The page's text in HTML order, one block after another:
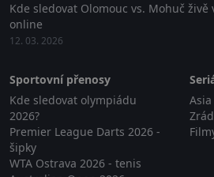
Kde sledovat Olomouc vs. Mohuč živě
online
12. 03. 2026
Sportovní přenosy
Kde sledovat olympiádu
2026?
Premier League Darts 2026 -
šipky
WTA Ostrava 2026 - tenis